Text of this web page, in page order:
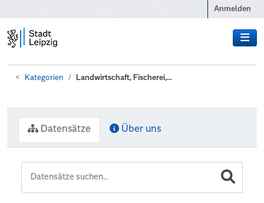
Anmelden
Kategorien Landwirtschaft, Fischerei,...
Datensätze Über uns